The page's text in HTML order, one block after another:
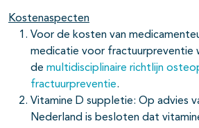
Kostenaspecten
Voor de kosten van
medicatie voor fractuurpreventie
de multidisciplinaire richtlijn
fractuurpreventie.
Vitamine D suppletie: Op advies
Nederland is besloten dat